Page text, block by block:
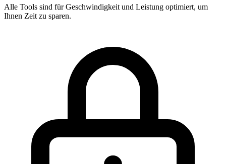
Alle Tools sind für Geschwindigkeit und Leistung optimiert, um
Ihnen Zeit zu sparen.